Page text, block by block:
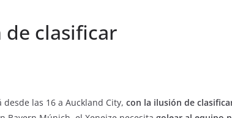
de clasificar
las 16 a Auckland City, con la ilusión de